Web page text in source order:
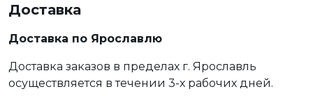
Доставка
Доставка по Ярославлю
Доставка заказов в пределах г. Ярославль
осуществляется в течении 3-х рабочих дней.